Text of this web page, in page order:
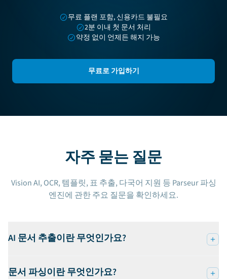
무료 플랜 포함, 신용카드 불필요
2분 이내 첫 문서 처리
약정 없이 언제든 해지 가능
무료로 가입하기
자주 묻는 질문
Vision AI, OCR, 템플릿, 표 추출, 다국어 지원 등 Parseur 파싱
엔진에 관한 주요 질문을 확인하세요.
AI 문서 추출이란 무엇인가요?
문서 파싱이란 무엇인가요?